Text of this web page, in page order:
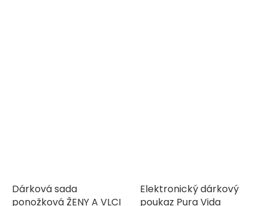
Dárková sada
ponožková ŽENY A VLCI
Elektronický dárkový
poukaz Pura Vida